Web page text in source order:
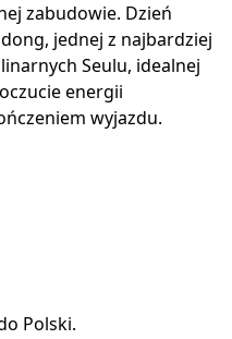
zabudowie. Dzień
jednej z najbardziej
Seulu, idealnej
energii
wyjazdu.
Polski.